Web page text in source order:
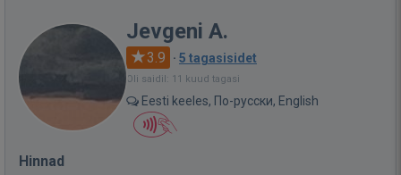
Jevgeni A.
3.9 · 5 tagasisidet
Oli saidil: 11 kuud tagasi
Eesti keeles, По-русски, English
Hinnad